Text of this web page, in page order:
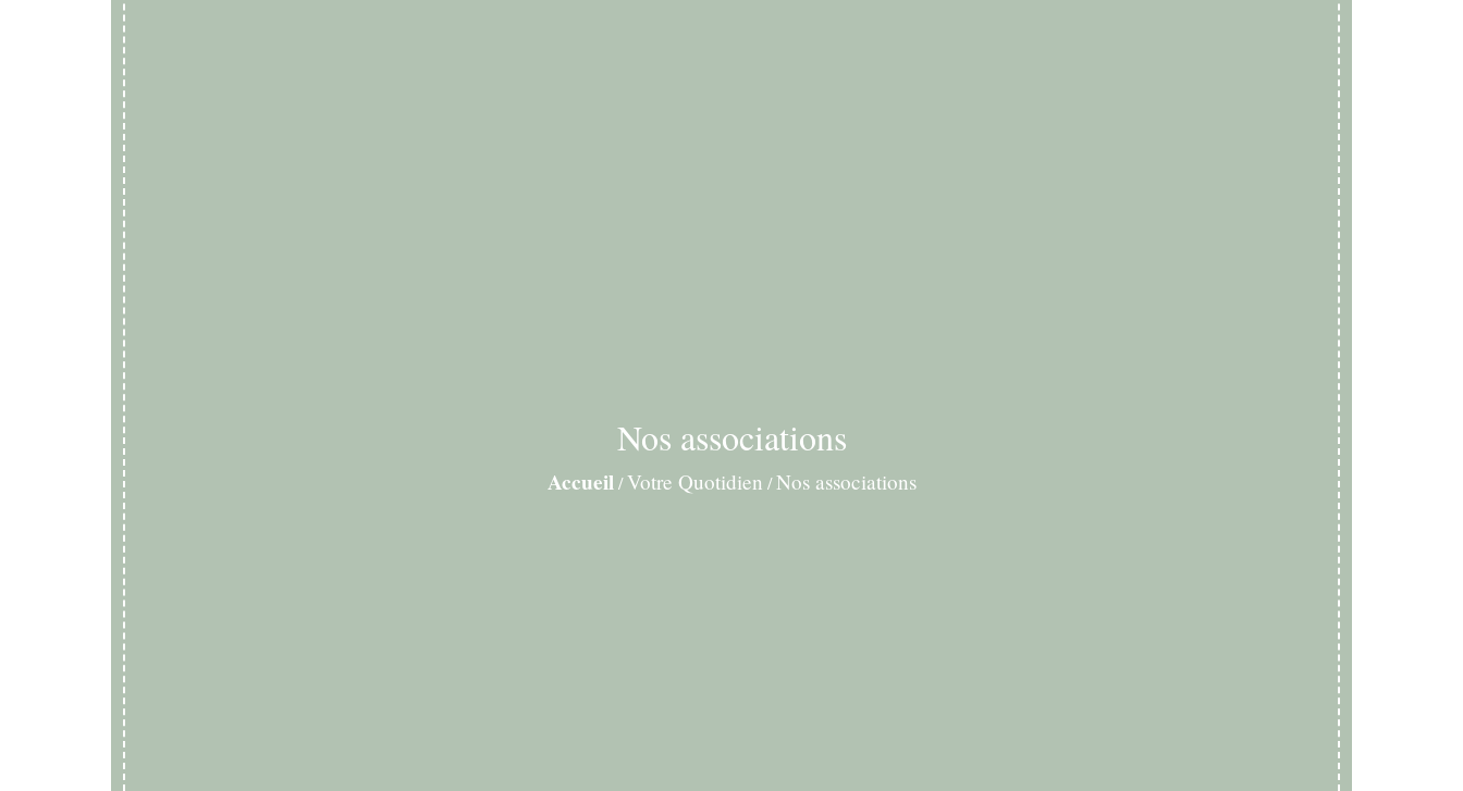
Nos associations
Accueil /Votre Quotidien /Nos associations